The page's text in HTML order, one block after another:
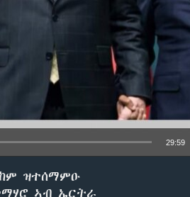
29:59
ዝተሰማምዑ
ኣብ ኤርትራ